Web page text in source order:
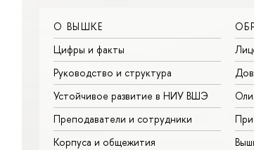
О ВЫШКЕ
Цифры и факты
Руководство и структура
Устойчивое развитие в НИУ ВШЭ
Преподаватели и сотрудники
Корпуса и общежития